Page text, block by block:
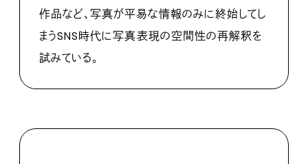
作品など、写真が平易な情報のみに終始してし
まうSNS時代に写真表現の空間性の再解釈を
試みている。